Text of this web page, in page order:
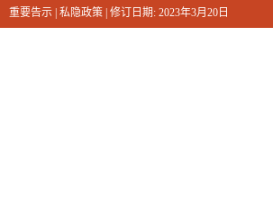
重要告示 | 私隐政策 | 修订日期: 2023年3月20日